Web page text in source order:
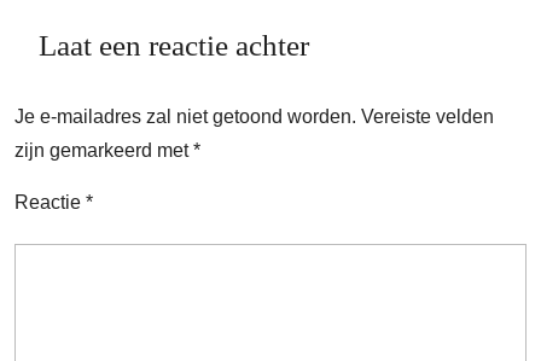
Laat een reactie achter
Je e-mailadres zal niet getoond worden. Vereiste velden
zijn gemarkeerd met*
Reactie *